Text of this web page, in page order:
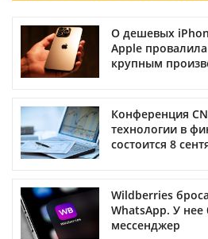
О дешевых
Apple
крупным
Конференция
технологии в
состоится 8
Wildberries
WhatsApp. У нее
мессенджер